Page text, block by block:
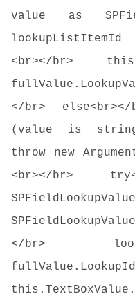
value as
<br></br>
</br>
(value is
throw new
<br></br>
</br>